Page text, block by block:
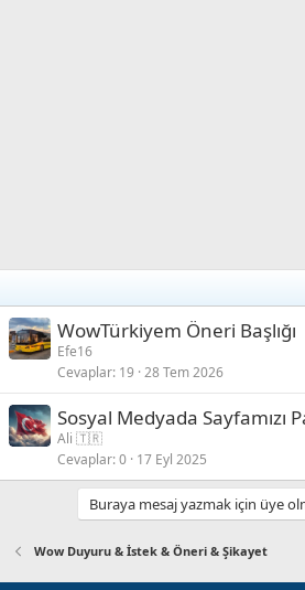
WowTürkiyem Öneri Başlığı
Efe16
Cevaplar 19 28 Tem 2026
Sosyal Medyada Sayfamızı
Ali 🇹🇷
Cevaplar 0 17 Eyl 2025
Buraya mesaj yazmak için üye
Wow Duyuru & İstek & Öneri & Şikayet